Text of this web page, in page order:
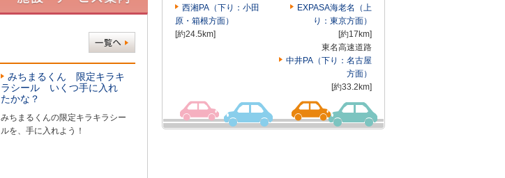
みちまるくん 限定キラキ
ラシール いくつ手に入れ
たかな？
みちまるくんの限定キラキラシー
ルを、手に入れよう！
西湘PA（下り：小田
原・箱根方面）
[約24.5km]
EXPASA海老名（上
り：東京方面）
[約17km]
東名高速道路
中井PA（下り：名古屋
方面）
[約33.2km]